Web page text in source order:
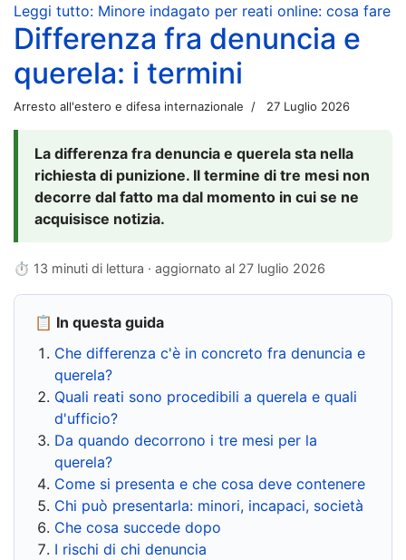
Leggi tutto: Minore indagato per reati online: cosa fare
Differenza fra denuncia e
querela: i termini
Arresto all'estero e difesa internazionale 27 Luglio 2026
La differenza fra denuncia e querela sta nella
richiesta di punizione. Il termine di tre mesi non
decorre dal fatto ma dal momento in cui se ne
acquisisce notizia.
⏱ 13 minuti di lettura · aggiornato al 27 luglio 2026
📋 In questa guida
Che differenza c'è in concreto fra denuncia e
querela?
Quali reati sono procedibili a querela e quali
d'ufficio?
Da quando decorrono i tre mesi per la
querela?
Come si presenta e che cosa deve contenere
Chi può presentarla: minori, incapaci, società
Che cosa succede dopo
I rischi di chi denuncia